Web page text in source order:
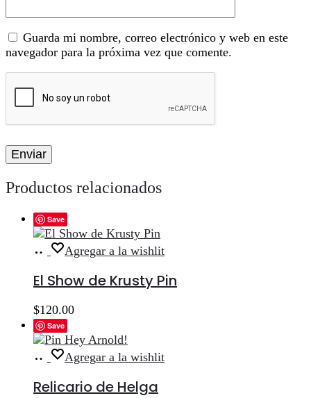
Guarda mi nombre, correo electrónico y web en este
navegador para la próxima vez que comente.
Productos relacionados
Save
Añadir
carrito
Agregar a la wishlit
El Show de Krusty Pin
$120.00
Save
Añadir
carrito
Agregar a la wishlit
Relicario de Helga